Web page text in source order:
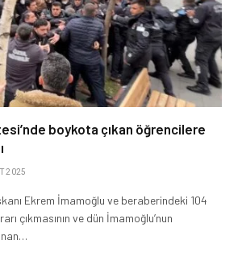
boykota çıkan öğrencilere
2025
Ekrem İmamoğlu ve beraberindeki 104
çıkmasının ve dün İmamoğlu’nun